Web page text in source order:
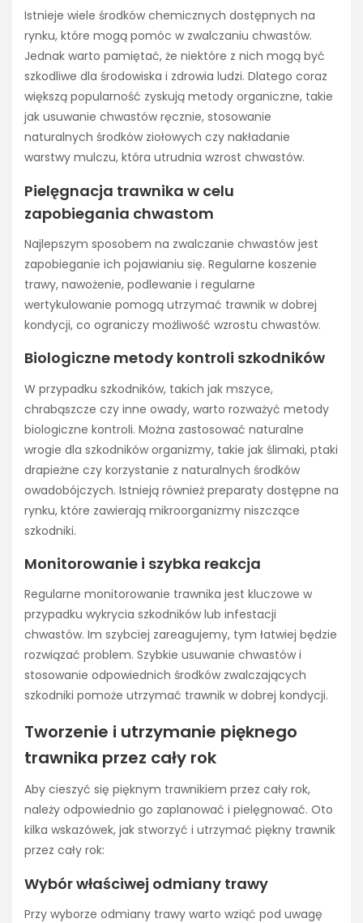
Istnieje wiele środków chemicznych dostępnych na
rynku, które mogą pomóc w zwalczaniu chwastów.
Jednak warto pamiętać, że niektóre z nich mogą być
szkodliwe dla środowiska i zdrowia ludzi. Dlatego coraz
większą popularność zyskują metody organiczne, takie
jak usuwanie chwastów ręcznie, stosowanie
naturalnych środków ziołowych czy nakładanie
warstwy mulczu, która utrudnia wzrost chwastów.
Pielęgnacja trawnika w celu
zapobiegania chwastom
Najlepszym sposobem na zwalczanie chwastów jest
zapobieganie ich pojawianiu się. Regularne koszenie
trawy, nawożenie, podlewanie i regularne
wertykulowanie pomogą utrzymać trawnik w dobrej
kondycji, co ograniczy możliwość wzrostu chwastów.
Biologiczne metody kontroli szkodników
W przypadku szkodników, takich jak mszyce,
chrabąszcze czy inne owady, warto rozważyć metody
biologiczne kontroli. Można zastosować naturalne
wrogie dla szkodników organizmy, takie jak ślimaki, ptaki
drapieżne czy korzystanie z naturalnych środków
owadobójczych. Istnieją również preparaty dostępne na
rynku, które zawierają mikroorganizmy niszczące
szkodniki.
Monitorowanie i szybka reakcja
Regularne monitorowanie trawnika jest kluczowe w
przypadku wykrycia szkodników lub infestacji
chwastów. Im szybciej zareagujemy, tym łatwiej będzie
rozwiązać problem. Szybkie usuwanie chwastów i
stosowanie odpowiednich środków zwalczających
szkodniki pomoże utrzymać trawnik w dobrej kondycji.
Tworzenie i utrzymanie pięknego
trawnika przez cały rok
Aby cieszyć się pięknym trawnikiem przez cały rok,
należy odpowiednio go zaplanować i pielęgnować. Oto
kilka wskazówek, jak stworzyć i utrzymać piękny trawnik
przez cały rok:
Wybór właściwej odmiany trawy
Przy wyborze odmiany trawy warto wziąć pod uwagę